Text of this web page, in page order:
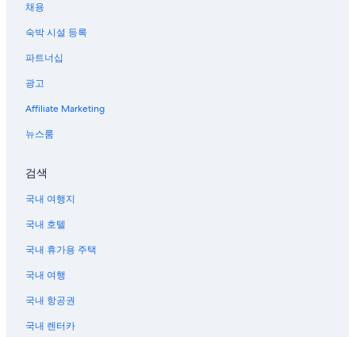
를
여
는
링
링
크
크
는
링
크
페
이
지
를
는
크
채용
숙박 시설 등록
파트너십
광고
Affiliate Marketing
뉴스룸
검색
국내 여행지
국내 호텔
국내 휴가용 주택
국내 여행
국내 항공권
국내 렌터카